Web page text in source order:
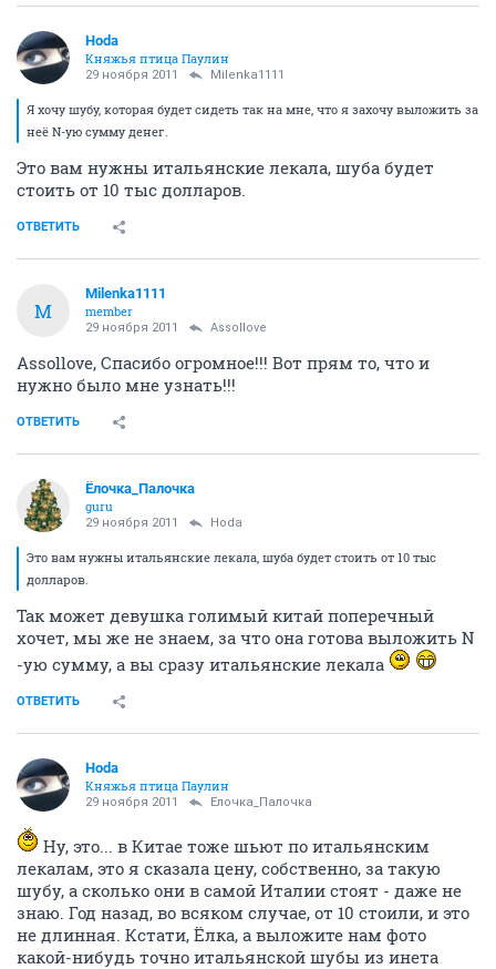
Hoda
Княжья птица Паулин
29 ноября 2011 Milenka1111
Я хочу шубу, которая будет сидеть так на мне, что я захочу выложить за
неё N-ую сумму денег.
Это вам нужны итальянские лекала, шуба будет
стоить от 10 тыс долларов.
ОТВЕТИТЬ
M
Milenka1111
member
29 ноября 2011 Assollove
Assollove, Спасибо огромное!!! Вот прям то, что и
нужно было мне узнать!!!
ОТВЕТИТЬ
Ёлочка_Палочка
guru
29 ноября 2011 Hoda
Это вам нужны итальянские лекала, шуба будет стоить от 10 тыс
долларов.
Так может девушка голимый китай поперечный
хочет, мы же не знаем, за что она готова выложить N
-ую сумму, а вы сразу итальянские лекала
ОТВЕТИТЬ
Hoda
Княжья птица Паулин
29 ноября 2011 Ёлочка_Палочка
Ну, это... в Китае тоже шьют по итальянским
лекалам, это я сказала цену, собственно, за такую
шубу, а сколько они в самой Италии стоят - даже не
знаю. Год назад, во всяком случае, от 10 стоили, и это
не длинная. Кстати, Ёлка, а выложите нам фото
какой-нибудь точно итальянской шубы из инета